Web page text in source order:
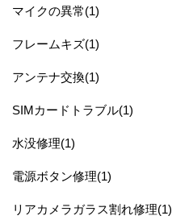
マイクの異常(1)
フレームキズ(1)
アンテナ交換(1)
SIMカードトラブル(1)
水没修理(1)
電源ボタン修理(1)
リアカメラガラス割れ修理(1)